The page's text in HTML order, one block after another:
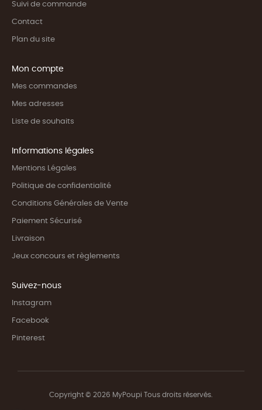
Suivi de commande
Contact
Plan du site
Mon compte
Mes commandes
Mes adresses
Liste de souhaits
Informations légales
Mentions Légales
Politique de confidentialité
Conditions Générales de Vente
Paiement Sécurisé
Livraison
Jeux concours et règlements
Suivez-nous
Instagram
Facebook
Pinterest
Copyright © 2026 MyPoupi Tous droits réservés.